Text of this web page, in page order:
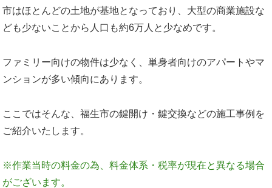
市はほとんどの土地が基地となっており、大型の商業施設な
ども少ないことから人口も約6万人と少なめです。
ファミリー向けの物件は少なく、単身者向けのアパートやマ
ンションが多い傾向にあります。
ここではそんな、福生市の鍵開け・鍵交換などの施工事例を
ご紹介いたします。
※作業当時の料金の為、料金体系・税率が現在と異なる場合
がございます。